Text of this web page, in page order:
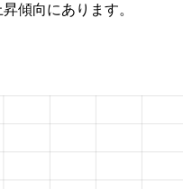
傾向にあります。